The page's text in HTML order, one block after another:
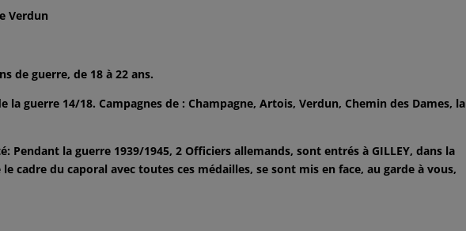
Verdun
de guerre, de 18 à 22 ans.
la guerre 14/18. Campagnes de : Champagne, Artois, Verdun, Chemin des Dames, la
Pendant la guerre 1939/1945, 2 Officiers allemands, sont entrés à GILLEY, dans la
cadre du caporal avec toutes ces médailles, se sont mis en face, au garde à vous,